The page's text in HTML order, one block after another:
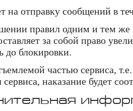
на отправку сообщений в
правил одним и тем же
за собой право
до блокировки.
частью сервиса,
наказание будет